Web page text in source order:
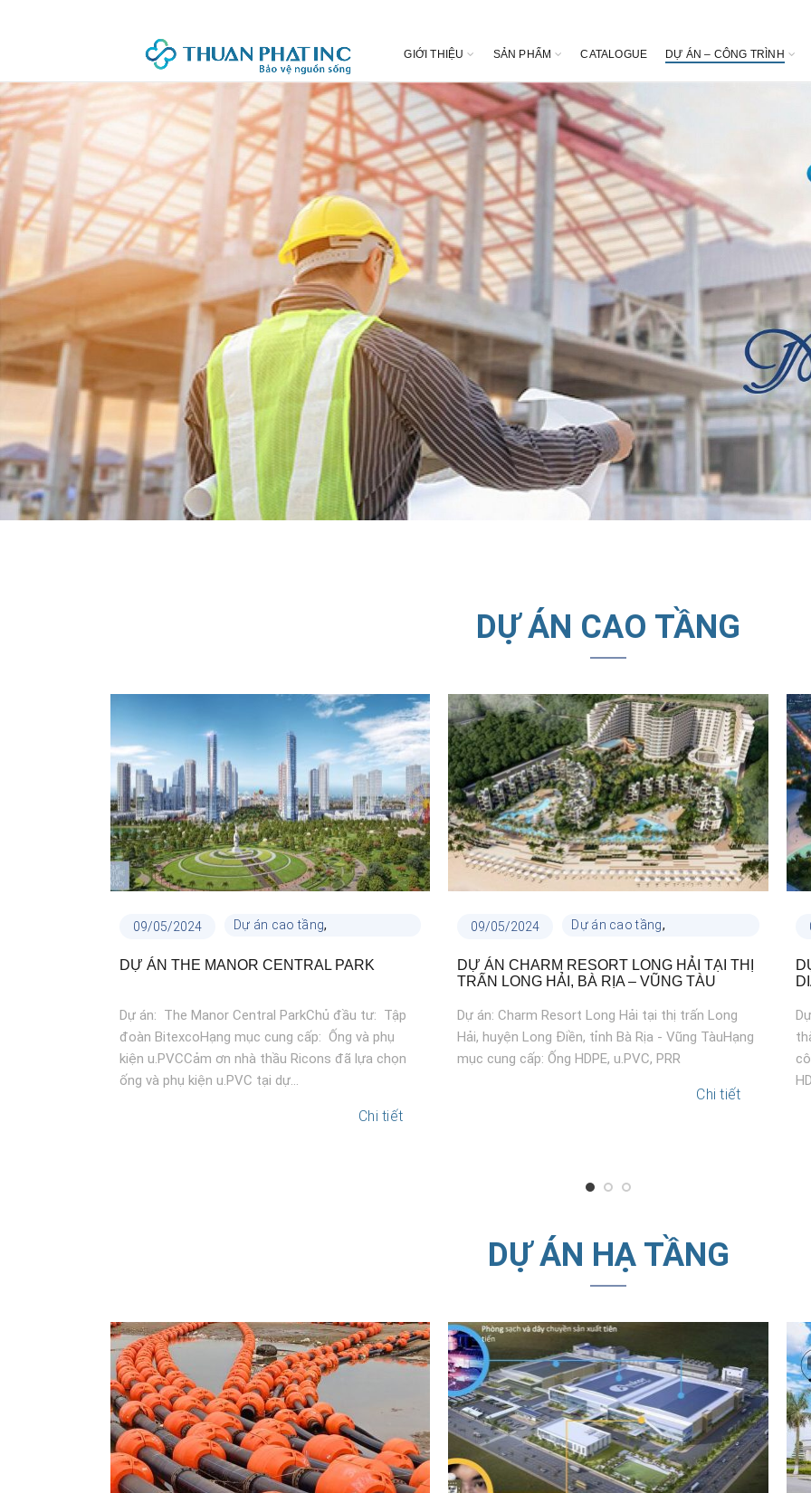
GIỚI THIỆU SẢN PHẨM CATALOGUE DỰ ÁN – CÔNG TRÌNH
DỰ ÁN CAO TẦNG
09/05/2024 Dự án cao tầng,
DỰ ÁN THE MANOR CENTRAL PARK
Dự án: The Manor Central ParkChủ đầu tư: Tập
đoàn BitexcoHạng mục cung cấp: Ống và phụ
kiện u.PVCCảm ơn nhà thầu Ricons đã lựa chọn
ống và phụ kiện u.PVC tại dự...
Chi tiết
09/05/2024 Dự án cao tầng,
DỰ ÁN CHARM RESORT LONG HẢI TẠI THỊ
TRẤN LONG HẢI, BÀ RỊA – VŨNG TÀU
Dự án: Charm Resort Long Hải tại thị trấn Long
Hải, huyện Long Điền, tỉnh Bà Rịa - Vũng TàuHạng
mục cung cấp: Ống HDPE, u.PVC, PRR
Chi tiết
DỰ ÁN HẠ TẦNG